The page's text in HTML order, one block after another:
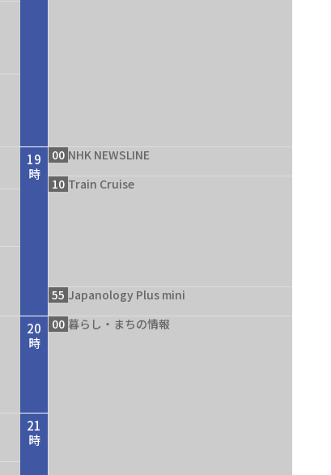
19
時
20
時
21
時
00 NHK NEWSLINE
10 Train Cruise
55 Japanology Plus mini
00 暮らし・まちの情報